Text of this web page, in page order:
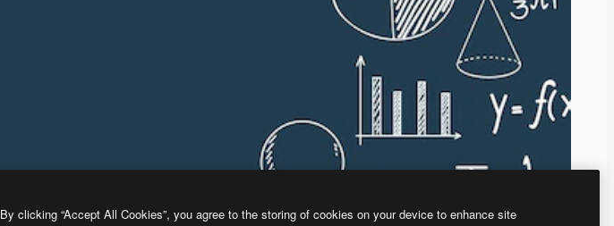
By clicking “Accept All Cookies”, you agree to the storing of cookies on your device to enhance site